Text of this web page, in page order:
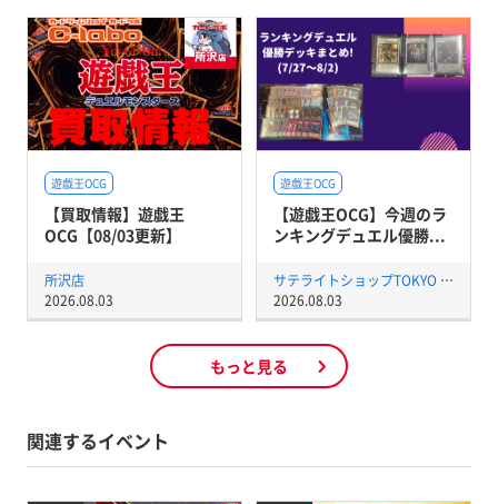
遊戯王OCG
【遊戯王OCG】今週のラ
ンキングデュエル優勝...
サテライトショップTOKYO 秋葉原店
2026.08.03
遊戯王OCG
【買取情報】遊戯王
OCG【08/03更新】
所沢店
2026.08.03
もっと見る
関連するイベント